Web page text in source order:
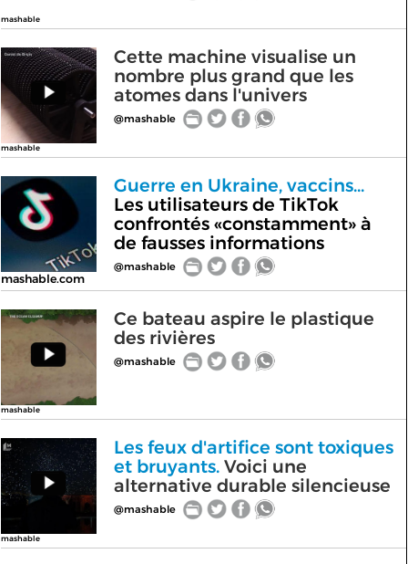
mashable
mashable
Cette machine visualise un
nombre plus grand que les
atomes dans l'univers
@mashable
mashable.com
Guerre en Ukraine, vaccins...
Les utilisateurs de TikTok
confrontés «constamment» à
de fausses informations
@mashable
mashable
Ce bateau aspire le plastique
des rivières
@mashable
mashable
Les feux d'artifice sont toxiques
et bruyants.Voici une
alternative durable silencieuse
@mashable